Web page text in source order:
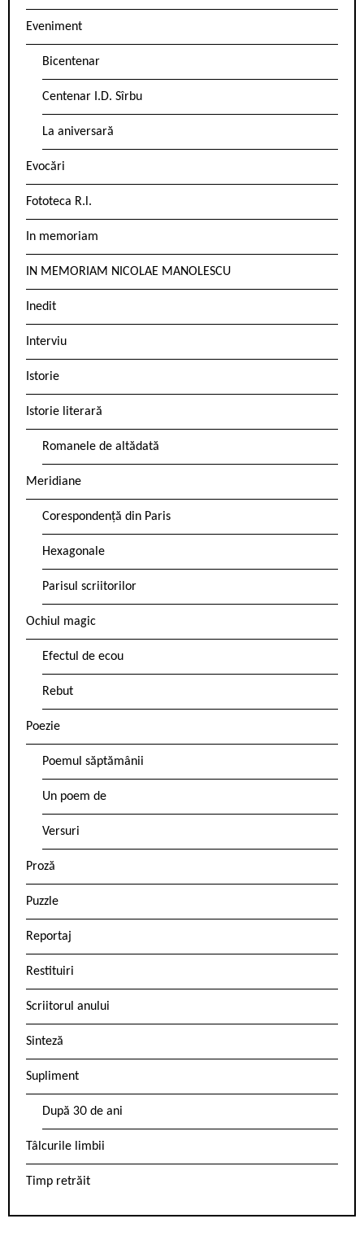
Eveniment
Bicentenar
Centenar I.D. Sîrbu
La aniversară
Evocări
Fototeca R.l.
In memoriam
IN MEMORIAM NICOLAE MANOLESCU
Inedit
Interviu
Istorie
Istorie literară
Romanele de altădată
Meridiane
Corespondență din Paris
Hexagonale
Parisul scriitorilor
Ochiul magic
Efectul de ecou
Rebut
Poezie
Poemul săptămânii
Un poem de
Versuri
Proză
Puzzle
Reportaj
Restituiri
Scriitorul anului
Sinteză
Supliment
După 30 de ani
Tâlcurile limbii
Timp retrăit